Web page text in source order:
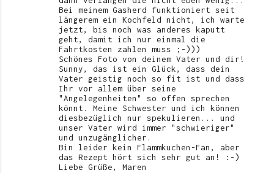
Bei meinem Gasherd funktioniert seit
längerem ein Kochfeld nicht, ich warte
jetzt, bis noch was anderes kaputt
geht, damit ich nur einmal die
Fahrtkosten zahlen muss ;-)))
Schönes Foto von deinem Vater und dir!
Sunny, das ist ein Glück, dass dein
Vater geistig noch so fit ist und dass
Ihr vor allem über seine
"Angelegenheiten" so offen sprechen
könnt. Meine Schwester und ich können
diesbezüglich nur spekulieren... und
unser Vater wird immer "schwieriger"
und unzugänglicher.
Bin leider kein Flammkuchen-Fan, aber
das Rezept hört sich sehr gut an! :-)
Liebe Grüße, Maren